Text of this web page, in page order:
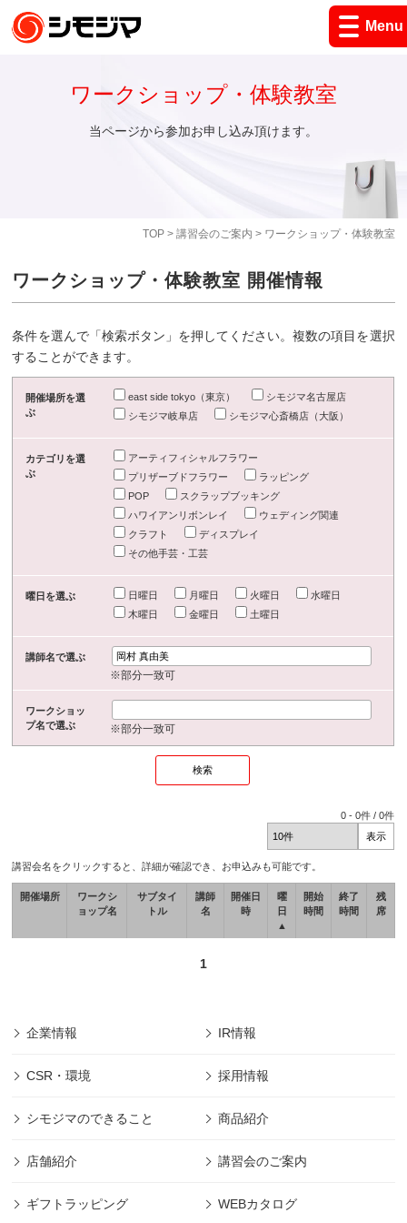
Menu
TOP> 講習会のご案内 > ワークショップ・体験教室
ワークショップ・体験教室
当ページから参加お申し込み頂けます。
ワークショップ・体験教室 開催情報
条件を選んで「検索ボタン」を押してください。複数の項目を選択
することができます。
開催場所を選
ぶ
east side tokyo（東京）
シモジマ名古屋店
シモジマ岐阜店
シモジマ心斎橋店（大阪）
カテゴリを選
ぶ
アーティフィシャルフラワー
プリザーブドフラワー
ラッピング
POP
スクラップブッキング
ハワイアンリボンレイ
ウェディング関連
クラフト
ディスプレイ
その他手芸・工芸
曜日を選ぶ 日曜日 月曜日 火曜日
水曜日
木曜日
金曜日 土曜日
講師名で選ぶ
※部分一致可
ワークショッ
プ名で選ぶ
※部分一致可
0 -0件 /0件
講習会名をクリックすると、詳細が確認でき、お申込みも可能です。
開催場所
ワークシ
ョップ名
サブタイ
トル
講師
名
開催日
時
曜
日
▲
開始
時間
終了
時間
残
席
1
企業情報 IR情報
CSR・環境 採用情報
シモジマのできること 商品紹介
店舗紹介 講習会のご案内
ギフトラッピング WEBカタログ